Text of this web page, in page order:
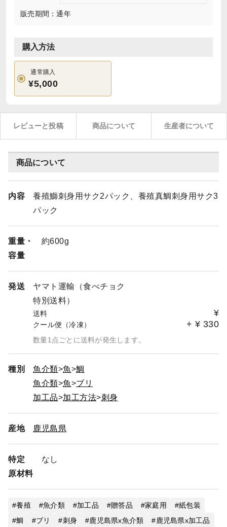
販売期間：通年
購入方法
通常購入
¥5,000
レビューと投稿 商品について 生産者について
商品について
内容
養殖鰤刺身用サク2パック、養殖真鯛刺身用サク3
パック
重量・
容量
約600g
発送
ヤマト運輸（食べチョク
特別送料）
送料 ¥
クール便（冷凍） + ¥ 330
数量1点ごとに送料が発生します。
種別 魚介類 魚
鯛
魚介類 魚
ブリ
加工品
加工方法 刺身
産地 鹿児島県
特定
原材料
なし
養殖 魚介類 加工品 贈答品 家庭用
紙包装
鯛
ブリ 刺身 鹿児島県x魚介類
鹿児島県x加工品